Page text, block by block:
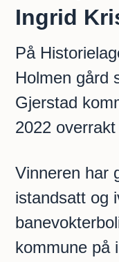
Ingrid
På
Holmen gård
Gjerstad
2022
Vinneren har
istandsatt og
kommune på